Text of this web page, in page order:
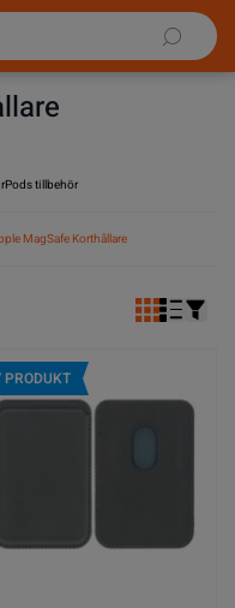
tillbehör
MagSafe Korthållare
PRODUKT